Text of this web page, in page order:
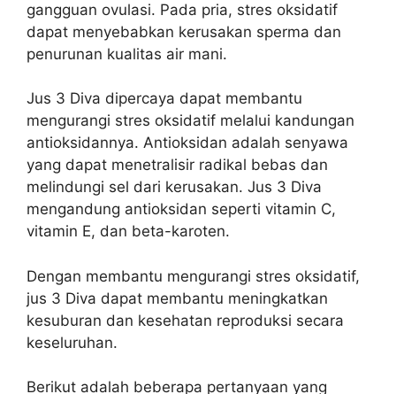
gangguan ovulasi. Pada pria, stres oksidatif
dapat menyebabkan kerusakan sperma dan
penurunan kualitas air mani.
Jus 3 Diva dipercaya dapat membantu
mengurangi stres oksidatif melalui kandungan
antioksidannya. Antioksidan adalah senyawa
yang dapat menetralisir radikal bebas dan
melindungi sel dari kerusakan. Jus 3 Diva
mengandung antioksidan seperti vitamin C,
vitamin E, dan beta-karoten.
Dengan membantu mengurangi stres oksidatif,
jus 3 Diva dapat membantu meningkatkan
kesuburan dan kesehatan reproduksi secara
keseluruhan.
Berikut adalah beberapa pertanyaan yang